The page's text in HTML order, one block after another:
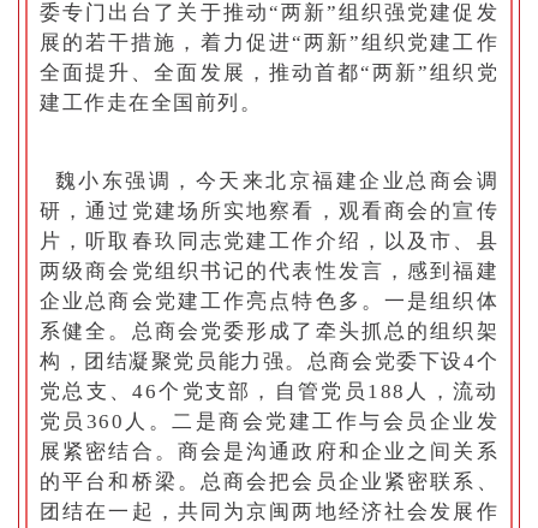
委专门出台了关于推动“两新”组织强党建促发
展的若干措施，着力促进“两新”组织党建工作
全面提升、全面发展，推动首都“两新”组织党
建工作走在全国前列。
魏小东强调，今天来北京福建企业总商会调
研，通过党建场所实地察看，观看商会的宣传
片，听取春玖同志党建工作介绍，以及市、县
两级商会党组织书记的代表性发言，感到福建
企业总商会党建工作亮点特色多。一是组织体
系健全。总商会党委形成了牵头抓总的组织架
构，团结凝聚党员能力强。总商会党委下设4个
党总支、46个党支部，自管党员188人，流动
党员360人。二是商会党建工作与会员企业发
展紧密结合。商会是沟通政府和企业之间关系
的平台和桥梁。总商会把会员企业紧密联系、
团结在一起，共同为京闽两地经济社会发展作